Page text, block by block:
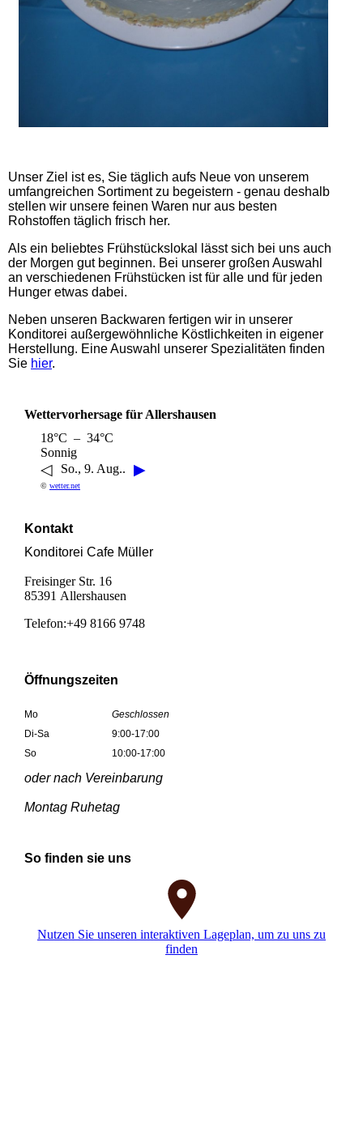
Unser Ziel ist es, Sie täglich aufs Neue von unserem
umfangreichen Sortiment zu begeistern - genau deshalb
stellen wir unsere feinen Waren nur aus besten
Rohstoffen täglich frisch her.
Als ein beliebtes Frühstückslokal lässt sich bei uns auch
der Morgen gut beginnen. Bei unserer großen Auswahl
an verschiedenen Frühstücken ist für alle und für jeden
Hunger etwas dabei.
Neben unseren Backwaren fertigen wir in unserer
Konditorei außergewöhnliche Köstlichkeiten in eigener
Herstellung. Eine Auswahl unserer Spezialitäten finden
Sie hier.
Wettervorhersage für Allershausen
18°C – 34°C
Sonnig
◁ So., 9. Aug.. ▶
© wetter.net
Kontakt
Konditorei Cafe Müller
Freisinger Str. 16
85391 Allershausen
Telefon:+49 8166 9748
Öffnungszeiten
Mo
Geschlossen
Di-Sa
9:00-17:00
So
10:00-17:00
oder nach Vereinbarung
Montag Ruhetag
So finden sie uns
Nutzen Sie unseren interaktiven La­ge­plan, um zu uns zu
finden